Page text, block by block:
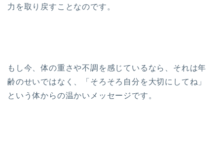
力を取り戻すことなのです。
もし今、体の重さや不調を感じているなら、それは年
齢のせいではなく、「そろそろ自分を大切にしてね」
という体からの温かいメッセージです。